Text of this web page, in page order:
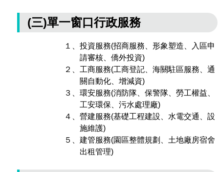
(三)單一窗口行政服務
１、投資服務(招商服務、形象塑造、入區申
請審核、僑外投資)
２、工商服務(工商登記、海關駐區服務、通
關自動化、增減資)
３、環安服務(消防隊、保警隊、勞工權益、
工安環保、污水處理廠)
４、營建服務(基礎工程建設、水電交通、設
施維護)
５、建管服務(園區整體規劃、土地廠房宿舍
出租管理)